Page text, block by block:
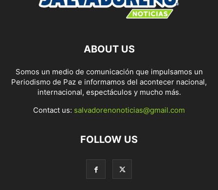
ABOUT US
Somos un medio de comunicación que impulsamos un
Periodismo de Paz e informamos del acontecer nacional,
internacional, espectáculos y mucho más.
Contact us: salvadorenonoticias@gmail.com
FOLLOW US